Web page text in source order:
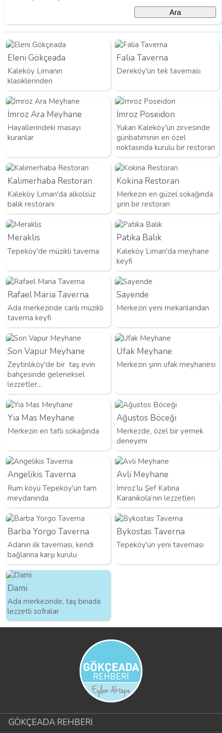
Eleni Gökçeada
Kaleköy Limanın
klasiklerinden
Falia Taverna
Dereköy'ün tek tavernası
İmroz Ara Meyhane
Hayallerindeki masayı
kuranlar
İmroz Poseidon
Yukarı Kaleköy'ün zirvesinde
günbatımının en özel
noktasında kurulu bir restoran
Kalimerhaba Restoran
Kaleköy Liman'da alkolsüz
balık restoranı
Kokina Restoran
Merkezin en güzel sokağında
şirin bir restoran
Meraklis
Tepeköy'de müzikli taverna
Patika Balık
Kaleköy Liman'da meyhane
keyfi
Rafael Maria Taverna
Ada merkezinde canlı müzikli
taverna keyfi
Sayende
Merkezin yeni mekanlarıdan
Son Vapur Meyhane
Zeytinliköy'de bir taş evin
bahçesinde geleneksel
lezzetler...
Ufak Meyhane
Merkezin şirin ufak meyhanesi
Yia Mas Meyhane
Merkezin en tatlı sokağında
Ağustos Böceği
Merkezde, özel bir yemek
deneyimi
Angelikis Taverna
Rum köyü Tepeköy'ün tam
meydanında
Avli Meyhane
İmroz’lu Şef Katina
Karanikola’nın lezzetleri
Barba Yorgo Taverna
Adanın ilk tavernası, kendi
bağlarına karşı kurulu
Bykostas Taverna
Tepeköy'ün yeni tavernası
Dami
Ada merkezinde, taş binada
lezzetli sofralar
GÖKÇEADA REHBERİ